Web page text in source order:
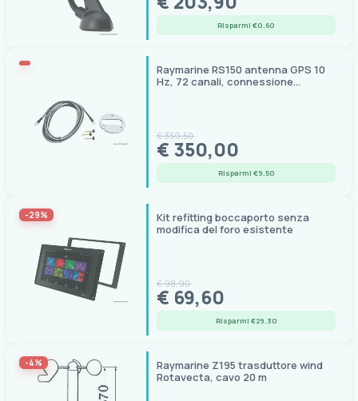
Risparmi €0.60
Raymarine RS150 antenna GPS 10
Hz, 72 canali, connessione
€ 359,50
€ 350,00
Risparmi €9.50
-29%
Kit refitting boccaporto senza
modifica del foro esistente
€ 98,90
€ 69,60
Risparmi €29.30
-4%
Raymarine Z195 trasduttore wind
Rotavecta, cavo 20 m